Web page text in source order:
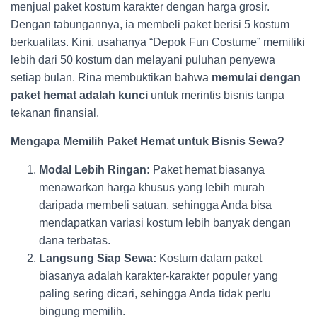
menjual paket kostum karakter dengan harga grosir.
Dengan tabungannya, ia membeli paket berisi 5 kostum
berkualitas. Kini, usahanya “Depok Fun Costume” memiliki
lebih dari 50 kostum dan melayani puluhan penyewa
setiap bulan. Rina membuktikan bahwa memulai dengan
paket hemat adalah kunci untuk merintis bisnis tanpa
tekanan finansial.
Mengapa Memilih Paket Hemat untuk Bisnis Sewa?
Modal Lebih Ringan: Paket hemat biasanya
menawarkan harga khusus yang lebih murah
daripada membeli satuan, sehingga Anda bisa
mendapatkan variasi kostum lebih banyak dengan
dana terbatas.
Langsung Siap Sewa: Kostum dalam paket
biasanya adalah karakter-karakter populer yang
paling sering dicari, sehingga Anda tidak perlu
bingung memilih.